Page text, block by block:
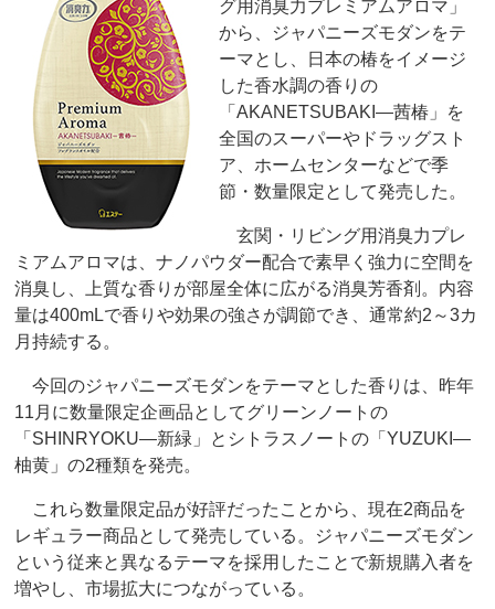
グ用消臭力プレミアムアロマ」
から、ジャパニーズモダンをテ
ーマとし、日本の椿をイメージ
した香水調の香りの
「AKANETSUBAKI―茜椿」を
全国のスーパーやドラッグスト
ア、ホームセンターなどで季
節・数量限定として発売した。
玄関・リビング用消臭力プレ
ミアムアロマは、ナノパウダー配合で素早く強力に空間を
消臭し、上質な香りが部屋全体に広がる消臭芳香剤。内容
量は400mLで香りや効果の強さが調節でき、通常約2～3カ
月持続する。
今回のジャパニーズモダンをテーマとした香りは、昨年
11月に数量限定企画品としてグリーンノートの
「SHINRYOKU―新緑」とシトラスノートの「YUZUKI―
柚黄」の2種類を発売。
これら数量限定品が好評だったことから、現在2商品を
レギュラー商品として発売している。ジャパニーズモダン
という従来と異なるテーマを採用したことで新規購入者を
増やし、市場拡大につながっている。